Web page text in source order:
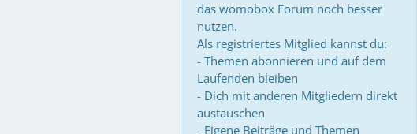
das womobox Forum noch besser
nutzen.
Als registriertes Mitglied kannst du:
- Themen abonnieren und auf dem
Laufenden bleiben
- Dich mit anderen Mitgliedern direkt
austauschen
- Eigene Beiträge und Themen